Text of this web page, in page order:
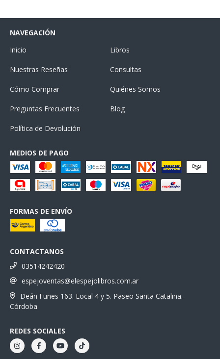
NAVEGACIÓN
Inicio
Libros
Nuestras Reseñas Consultas
Cómo Comprar Quiénes Somos
Preguntas Frecuentes Blog
Política de Devolución
MEDIOS DE PAGO
FORMAS DE ENVÍO
CONTACTANOS
03514242420
espejoventas@elespejolibros.com.ar
Deán Funes 163. Local 4 y 5. Paseo Santa Catalina.
Córdoba
REDES SOCIALES